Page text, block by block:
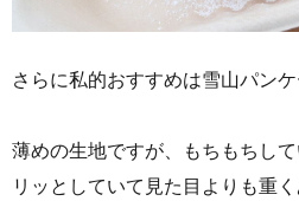
さらに私的おすすめは雪山パンケ
薄めの生地ですが、もちもちし
リッとしていて見た目よりも重く